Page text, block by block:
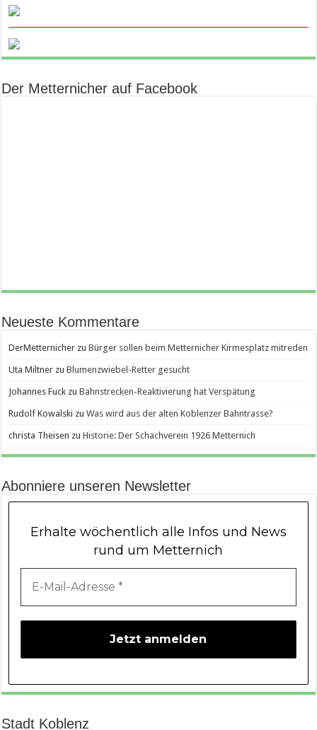
Der Metternicher auf Facebook
Neueste Kommentare
DerMetternicher zuBürger sollen beim Metternicher Kirmesplatz mitreden
Uta Miltner zuBlumenzwiebel-Retter gesucht
Johannes Fuck zuBahnstrecken-Reaktivierung hat Verspätung
Rudolf Kowalski zuWas wird aus der alten Koblenzer Bahntrasse?
christa Theisen zuHistorie: Der Schachverein 1926 Metternich
Abonniere unseren Newsletter
Erhalte wöchentlich alle Infos und News
rund um Metternich
Stadt Koblenz